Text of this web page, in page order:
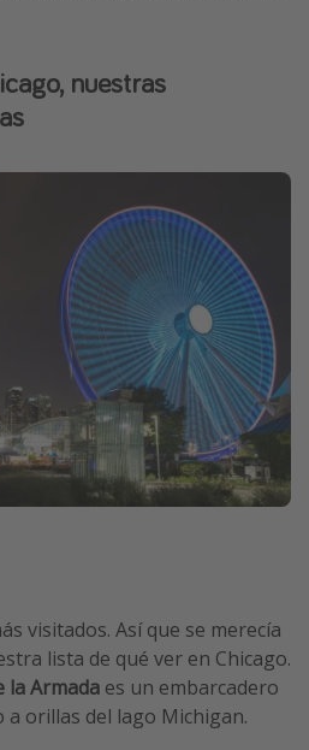
nuestras
visitados. Así que se merecía
lista de qué ver en Chicago.
la Armada es un embarcadero
a orillas del lago Michigan.